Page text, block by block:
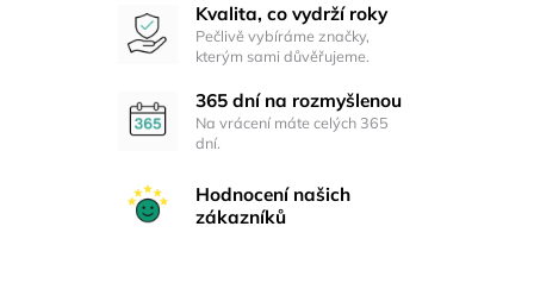
Kvalita, co vydrží roky
Pečlivě vybíráme značky,
kterým sami důvěřujeme.
365 dní na rozmyšlenou
Na vrácení máte celých 365
dní.
Hodnocení našich
zákazníků